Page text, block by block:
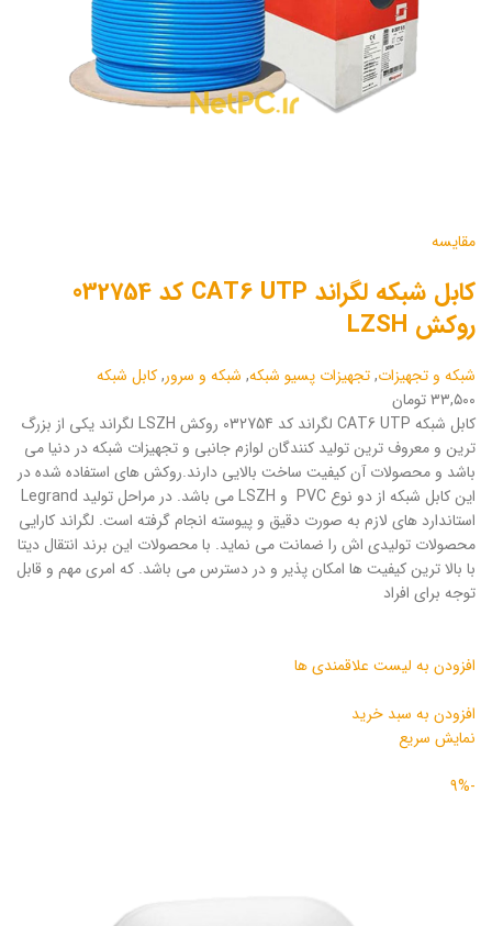
مقایسه
کابل شبکه لگراند CAT6 UTP کد 032754
روکش LZSH
شبکه و تجهیزات,تجهیزات پسیو شبکه, شبکه و سرور,کابل شبکه
۳۳,۵۰۰ تومان
کابل شبکه CAT6 UTP لگراند کد 032754 روکش LSZH لگراند یکی از بزرگ
ترین و معروف ترین تولید کنندگان لوازم جانبی و تجهیزات شبکه در دنیا می
باشد و محصولات آن کیفیت ساخت بالایی دارند.روکش های استفاده شده در
این کابل شبکه از دو نوع PVC و LSZH می باشد. در مراحل تولید Legrand
استاندارد های لازم به صورت دقیق و پیوسته انجام گرفته است. لگراند کارایی
محصولات تولیدی اش را ضمانت می نماید. با محصولات این برند انتقال دیتا
با بالا ترین کیفیت ها امکان پذیر و در دسترس می باشد. که امری مهم و قابل
توجه برای افراد
افزودن به لیست علاقمندی ها
افزودن به سبد خرید
نمایش سریع
-9%